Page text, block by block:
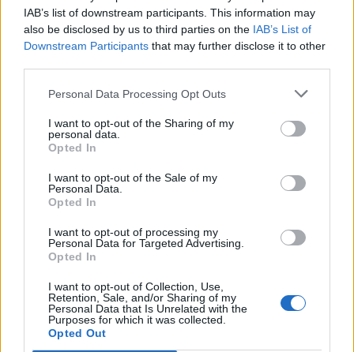
IAB’s list of downstream participants. This information may
also be disclosed by us to third parties on the IAB’s List of
Downstream Participants that may further disclose it to other
Personal Data Processing Opt Outs
I want to opt-out of the Sharing of my
personal data.
Opted In
I want to opt-out of the Sale of my
Personal Data.
Opted In
I want to opt-out of processing my
Personal Data for Targeted Advertising.
Opted In
I want to opt-out of Collection, Use,
Retention, Sale, and/or Sharing of my
Personal Data that Is Unrelated with the
Purposes for which it was collected.
Opted Out